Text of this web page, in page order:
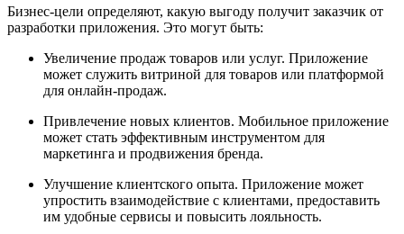
Бизнес-цели определяют, какую выгоду получит заказчик от
разработки приложения. Это могут быть:
Увеличение продаж товаров или услуг. Приложение
может служить витриной для товаров или платформой
для онлайн-продаж.
Привлечение новых клиентов. Мобильное приложение
может стать эффективным инструментом для
маркетинга и продвижения бренда.
Улучшение клиентского опыта. Приложение может
упростить взаимодействие с клиентами, предоставить
им удобные сервисы и повысить лояльность.